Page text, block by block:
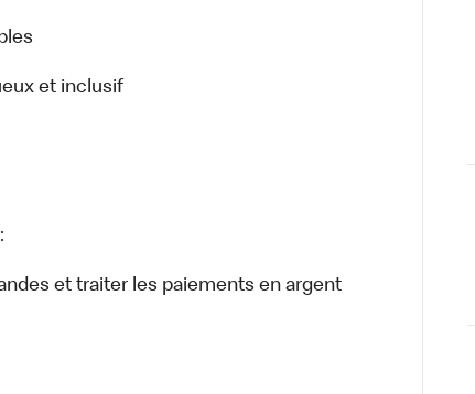
et inclusif
et traiter les paiements en argent